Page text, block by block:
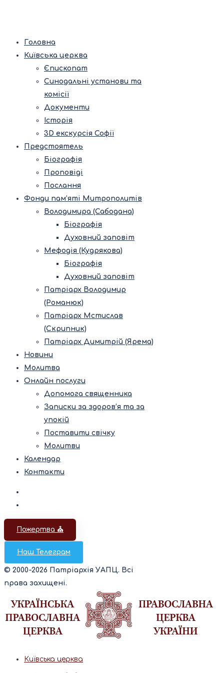
Головна
Київська церква
Єпископат
Синодальні установи та
комісії
Документи
Історія
3D екскурсія Софії
Предстоятель
Біографія
Проповіді
Послання
Фонди пам’яті Митрополитів
Володимира (Сабодана)
Біографія
Духовний заповіт
Мефодія (Кудрякова)
Біографія
Духовний заповіт
Патріарх Володимир
(Романюк)
Патріарх Мстислав
(Скрипник)
Патріарх Димитрій (Ярема)
Новини
Молитва
Онлайн послуги
Допомога священника
Записки за здоров’я та за
упокій
Поставити свічку
Молитви
Календар
Контакти
Пожертва ⛪️
Наш Телеграм
© 2000-2026 Патріархія УАПЦ. Всі
права захищені.
Київська церква